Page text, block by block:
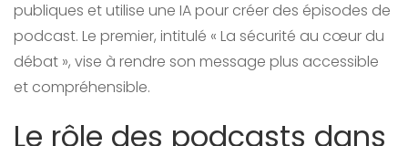
publiques et utilise une IA pour créer des épisodes de
podcast. Le premier, intitulé « La sécurité au cœur du
débat », vise à rendre son message plus accessible
et compréhensible.
Le rôle des podcasts dans